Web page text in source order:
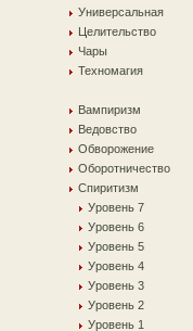
Универсальная
Целительство
Чары
Техномагия
Вампиризм
Ведовство
Обворожение
Оборотничество
Спиритизм
Уровень 7
Уровень 6
Уровень 5
Уровень 4
Уровень 3
Уровень 2
Уровень 1